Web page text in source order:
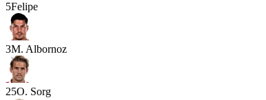
5Felipe
3M. Albornoz
25O. Sorg